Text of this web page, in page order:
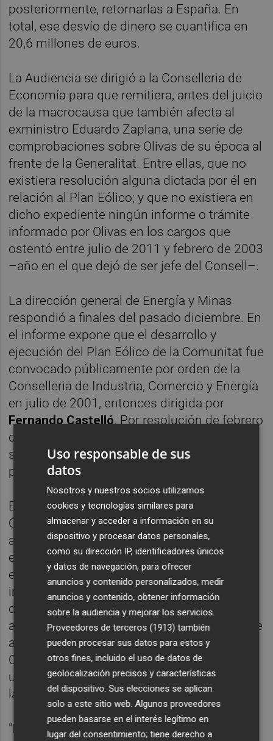
posteriormente, retornarlas a España. En
total, ese desvío de dinero se cuantifica en
20,6 millones de euros.
La Audiencia se dirigió a la Conselleria de
Economía para que remitiera, antes del juicio
de la macrocausa que también afecta al
exministro Eduardo Zaplana, una serie de
comprobaciones sobre Olivas de su época al
frente de la Generalitat. Entre ellas, que no
existiera resolución alguna dictada por él en
relación al Plan Eólico; y que no existiera en
dicho expediente ningún informe o trámite
informado por Olivas en los cargos que
ostentó entre julio de 2011 y febrero de 2003
–año en el que dejó de ser jefe del Consell–.
La dirección general de Energía y Minas
respondió a finales del pasado diciembre. En
el informe expone que el desarrollo y
ejecución del Plan Eólico de la Comunitat fue
convocado públicamente por orden de la
Conselleria de Industria, Comercio y Energía
en julio de 2001, entonces dirigida por
Fernando Castelló. Por resolución de febrero
de 2003 del conseller del ramo, se
seleccionaron los proyectos más idóneos
presentados por las empresas.
Entre esas fechas, señala la Generalitat,
Olivas "no ostentó ningún cargo que tuviera
atribuidas competencias administrativas en
el ámbito de la Energía, materia en la que se
encuadra el Plan Eólico". Por lo que, añade el
informe, "no debió intervenir en la resolución
de ningún aspecto del expediente de
adjudicación de dicho plan". La resolución de
adjudicación fue firmada por Fernando
Castelló y previamente a ella se constituyó
una comisión de selección de proyectos de
la cual tampoco formó parte Olivas.
"De lo expuesto se desprende queel
Uso responsable de sus
datos
Nosotros y nuestros socios utilizamos
cookies y tecnologías similares para
almacenar y acceder a información en su
dispositivo y procesar datos personales,
como su dirección IP, identificadores únicos
y datos de navegación, para ofrecer
anuncios y contenido personalizados, medir
anuncios y contenido, obtener información
sobre la audiencia y mejorar los servicios.
Proveedores de terceros (1913) también
pueden procesar sus datos para estos y
otros fines, incluido el uso de datos de
geolocalización precisos y características
del dispositivo. Sus elecciones se aplican
solo a este sitio web. Algunos proveedores
pueden basarse en el interés legítimo en
lugar del consentimiento; tiene derecho a